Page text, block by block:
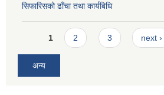
सिफारिसको ढाँचा तथा कार्यबिधि
Pages
1 2 3 next ›
अन्य